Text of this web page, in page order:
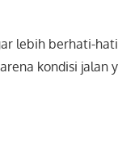
lebih berhati-
kondisi jalan